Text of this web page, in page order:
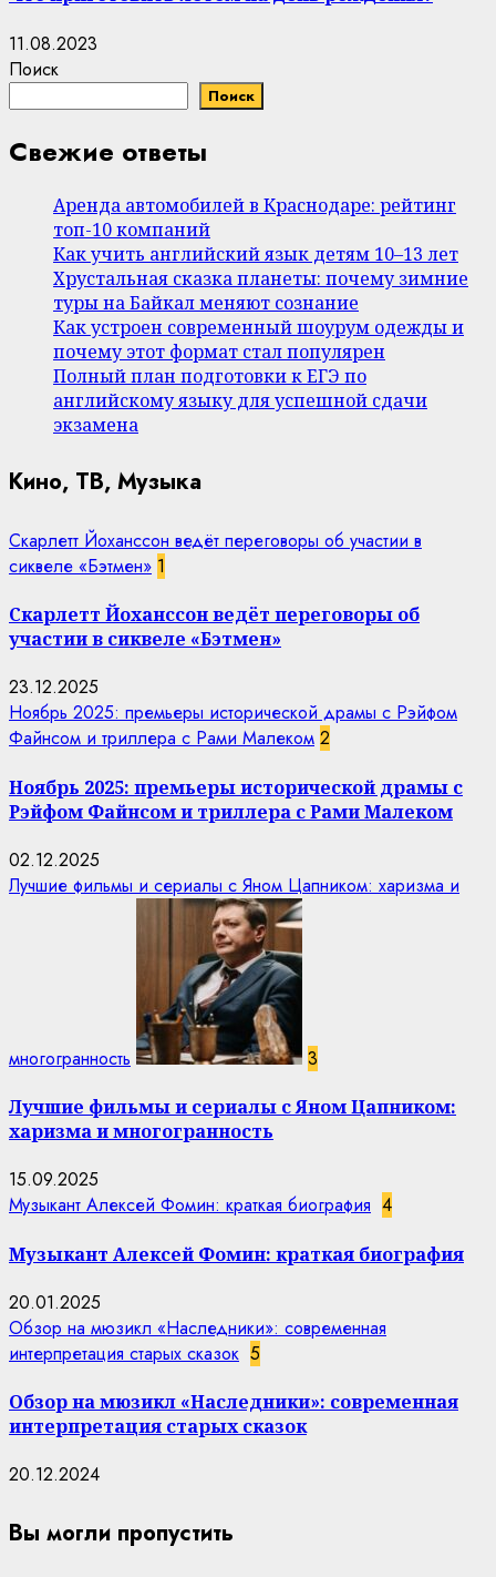
11.08.2023
Поиск
Поиск
Свежие ответы
Аренда автомобилей в Краснодаре: рейтинг
топ-10 компаний
Как учить английский язык детям 10–13 лет
Хрустальная сказка планеты: почему зимние
туры на Байкал меняют сознание
Как устроен современный шоурум одежды и
почему этот формат стал популярен
Полный план подготовки к ЕГЭ по
английскому языку для успешной сдачи
экзамена
Кино, ТВ, Музыка
Скарлетт Йоханссон ведёт переговоры об участии в
сиквеле «Бэтмен» 1
Скарлетт Йоханссон ведёт переговоры об
участии в сиквеле «Бэтмен»
23.12.2025
Ноябрь 2025: премьеры исторической драмы с Рэйфом
Файнсом и триллера с Рами Малеком 2
Ноябрь 2025: премьеры исторической драмы с
Рэйфом Файнсом и триллера с Рами Малеком
02.12.2025
Лучшие фильмы и сериалы с Яном Цапником: харизма и
многогранность 3
Лучшие фильмы и сериалы с Яном Цапником:
харизма и многогранность
15.09.2025
Музыкант Алексей Фомин: краткая биография 4
Музыкант Алексей Фомин: краткая биография
20.01.2025
Обзор на мюзикл «Наследники»: современная
интерпретация старых сказок 5
Обзор на мюзикл «Наследники»: современная
интерпретация старых сказок
20.12.2024
Вы могли пропустить